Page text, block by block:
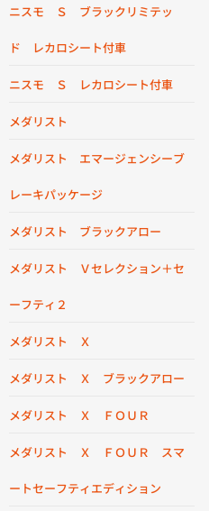
ニスモ Ｓ ブラックリミテッ
ド レカロシート付車
ニスモ Ｓ レカロシート付車
メダリスト
メダリスト エマージェンシーブ
レーキパッケージ
メダリスト ブラックアロー
メダリスト Ｖセレクション＋セ
ーフティ２
メダリスト Ｘ
メダリスト Ｘ ブラックアロー
メダリスト Ｘ ＦＯＵＲ
メダリスト Ｘ ＦＯＵＲ スマ
ートセーフティエディション